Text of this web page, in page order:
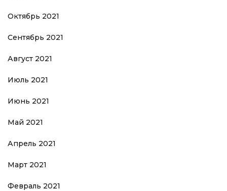
Октябрь 2021
Сентябрь 2021
Август 2021
Июль 2021
Июнь 2021
Май 2021
Апрель 2021
Март 2021
Февраль 2021